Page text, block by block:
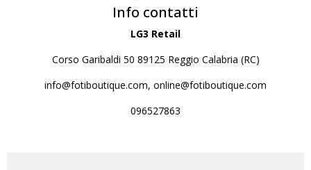
Info contatti
LG3 Retail
Corso Garibaldi 50 89125 Reggio Calabria (RC)
info@fotiboutique.com, online@fotiboutique.com
096527863